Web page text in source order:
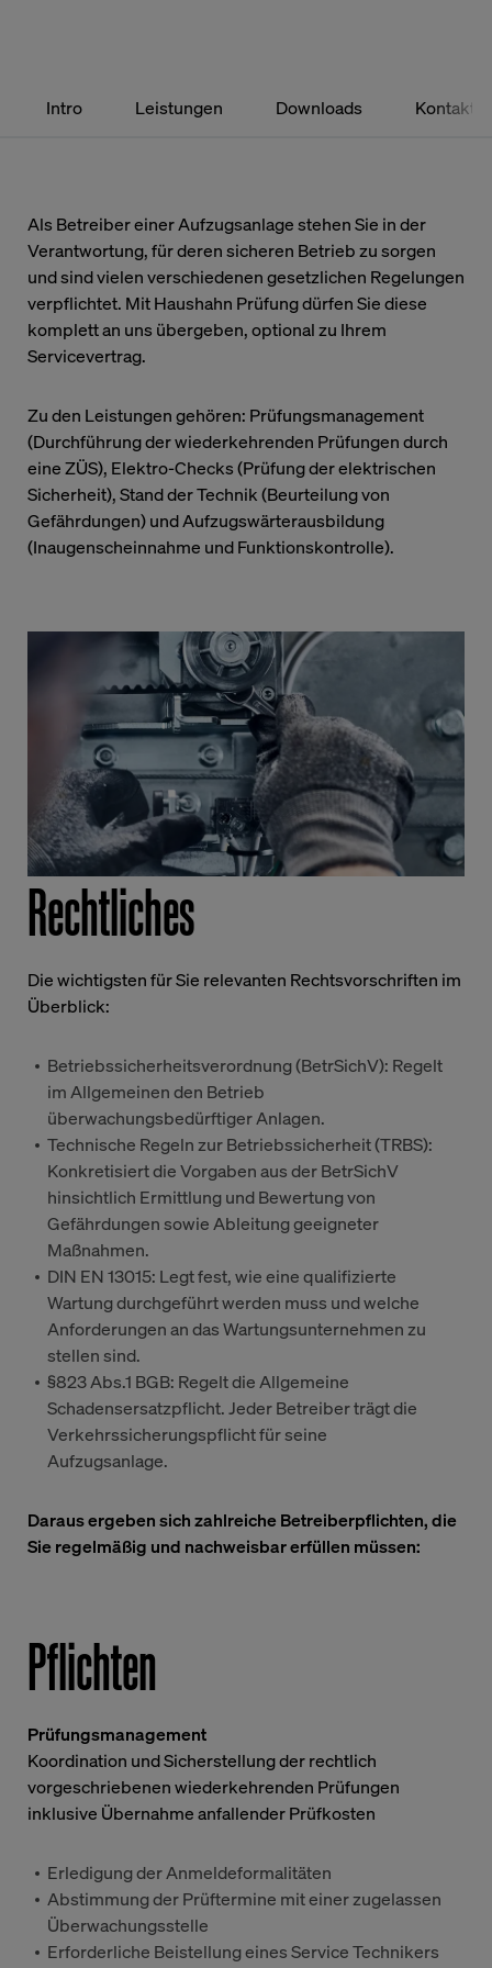
Intro Leistungen Downloads Kontakt
Als Betreiber einer Aufzugsanlage stehen Sie in der
Verantwortung, für deren sicheren Betrieb zu sorgen
und sind vielen verschiedenen gesetzlichen Regelungen
verpflichtet. Mit Haushahn Prüfung dürfen Sie diese
komplett an uns übergeben, optional zu Ihrem
Servicevertrag.
Zu den Leistungen gehören: Prüfungsmanagement
(Durchführung der wiederkehrenden Prüfungen durch
eine ZÜS), Elektro-Checks (Prüfung der elektrischen
Sicherheit), Stand der Technik (Beurteilung von
Gefährdungen) und Aufzugswärterausbildung
(Inaugenscheinnahme und Funktionskontrolle).
Rechtliches
Die wichtigsten für Sie relevanten Rechtsvorschriften im
Überblick:
Betriebssicherheitsverordnung (BetrSichV): Regelt
im Allgemeinen den Betrieb
überwachungsbedürftiger Anlagen.
Technische Regeln zur Betriebssicherheit (TRBS):
Konkretisiert die Vorgaben aus der BetrSichV
hinsichtlich Ermittlung und Bewertung von
Gefährdungen sowie Ableitung geeigneter
Maßnahmen.
DIN EN 13015: Legt fest, wie eine qualifizierte
Wartung durchgeführt werden muss und welche
Anforderungen an das Wartungsunternehmen zu
stellen sind.
§823 Abs.1 BGB: Regelt die Allgemeine
Schadensersatzpflicht. Jeder Betreiber trägt die
Verkehrssicherungspflicht für seine
Aufzugsanlage.
Daraus ergeben sich zahlreiche Betreiberpflichten, die
Sie regelmäßig und nachweisbar erfüllen müssen:
Pflichten
Prüfungsmanagement
Koordination und Sicherstellung der rechtlich
vorgeschriebenen wiederkehrenden Prüfungen
inklusive Übernahme anfallender Prüfkosten
Erledigung der Anmeldeformalitäten
Abstimmung der Prüftermine mit einer zugelassen
Überwachungsstelle
Erforderliche Beistellung eines Service Technikers
Performance und Tracking
Externe Medien